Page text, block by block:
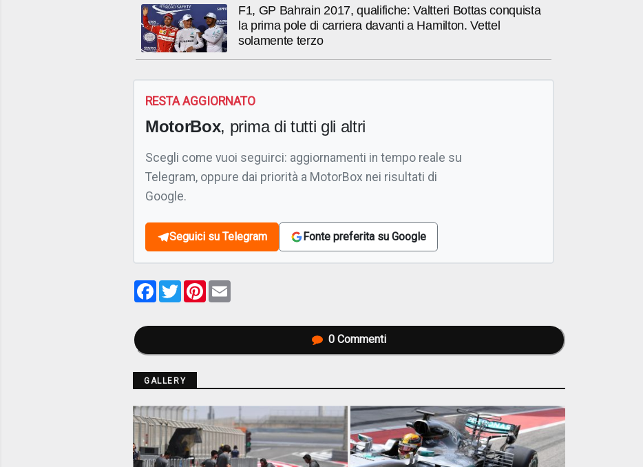
F1, GP Bahrain 2017, qualifiche: Valtteri Bottas conquista
la prima pole di carriera davanti a Hamilton. Vettel
solamente terzo
RESTA AGGIORNATO
MotorBox, prima di tutti gli altri
Scegli come vuoi seguirci: aggiornamenti in tempo reale su
Telegram, oppure dai priorità a MotorBox nei risultati di
Google.
Seguici su Telegram Fonte preferita su Google
Facebook
TwitterPinterest
0 Commenti
GALLERY